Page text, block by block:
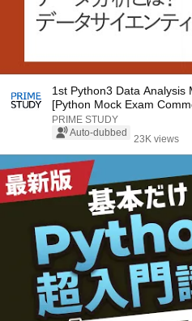
1st Python3 Data Analysis
[Python Mock Exam
STUDY"]
PRIME STUDY
Auto-dubbed
23K views